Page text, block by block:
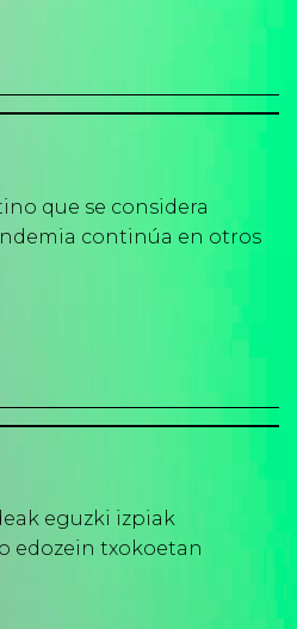
que se considera
continúa en otros
eguzki izpiak
edozein txokoetan